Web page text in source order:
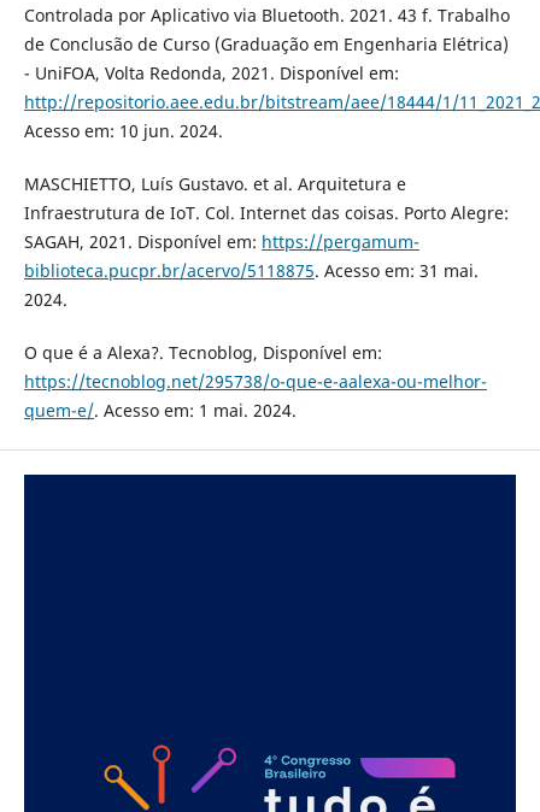
Controlada por Aplicativo via Bluetooth. 2021. 43 f. Trabalho
de Conclusão de Curso (Graduação em Engenharia Elétrica)
- UniFOA, Volta Redonda, 2021. Disponível em:
http://repositorio.aee.edu.br/bitstream/aee/18444/1/
Acesso em: 10 jun. 2024.
MASCHIETTO, Luís Gustavo. et al. Arquitetura e
Infraestrutura de IoT. Col. Internet das coisas. Porto Alegre:
SAGAH, 2021. Disponível em: https://pergamum-
biblioteca.pucpr.br/acervo/5118875. Acesso em: 31 mai.
2024.
O que é a Alexa?. Tecnoblog, Disponível em:
https://tecnoblog.net/295738/o-que-e-aalexa-ou-melhor-
quem-e/. Acesso em: 1 mai. 2024.